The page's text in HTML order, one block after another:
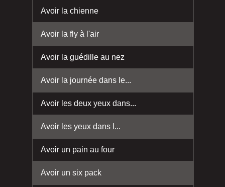
Avoir la chienne
Avoir la fly à l'air
Avoir la guédille au nez
Avoir la journée dans le...
Avoir les deux yeux dans...
Avoir les yeux dans l...
Avoir un pain au four
Avoir un six pack